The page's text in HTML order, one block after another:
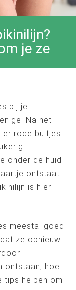
je ze
bij je
Na het
er rode bultjes
onder de huid
ontstaat.
is hier
meestal goed
ze opnieuw
ontstaan, hoe
tips helpen om